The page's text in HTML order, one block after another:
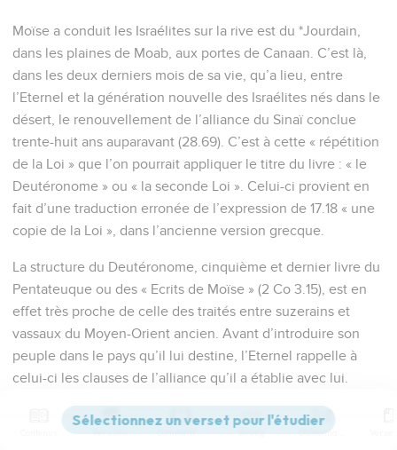
Moïse a conduit les Israélites sur la rive est du *Jourdain,
dans les plaines de Moab, aux portes de Canaan. C’est là,
dans les deux derniers mois de sa vie, qu’a lieu, entre
l’Eternel et la génération nouvelle des Israélites nés dans le
désert, le renouvellement de l’alliance du Sinaï conclue
trente-huit ans auparavant (28.69). C’est à cette « répétition
de la Loi » que l’on pourrait appliquer le titre du livre : « le
Deutéronome » ou « la seconde Loi ». Celui-ci provient en
fait d’une traduction erronée de l’expression de 17.18 « une
copie de la Loi », dans l’ancienne version grecque.
La structure du Deutéronome, cinquième et dernier livre du
Pentateuque ou des « Ecrits de Moïse » (2 Co 3.15), est en
effet très proche de celle des traités entre suzerains et
vassaux du Moyen-Orient ancien. Avant d’introduire son
peuple dans le pays qu’il lui destine, l’Eternel rappelle à
celui-ci les clauses de l’alliance qu’il a établie avec lui.
Après le préambule (1.1-5) vient le prologue historique (1.6 à
4.43). Moïse y retrace les événements essentiels des
Versions Commentaires Strong